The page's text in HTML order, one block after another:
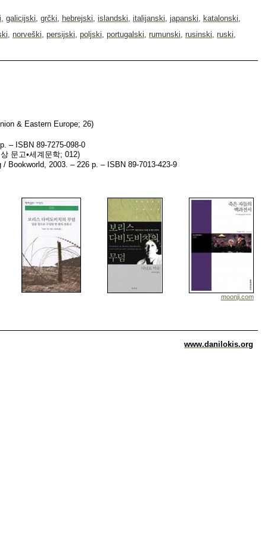
, galicijski, grčki, hebrejski, islandski, italijanski, japanski, katalonski,
, norveški, persijski, poljski, portugalski, rumunski, rusinski, ruski,
& Eastern Europe; 26)
p . – ISBN 89-7275-098-0
문고•세계문학; 012)
/ Bookworld , 2003. – 226 p . – ISBN 89-7013-423-9
moonji.com
www.danilokis.org